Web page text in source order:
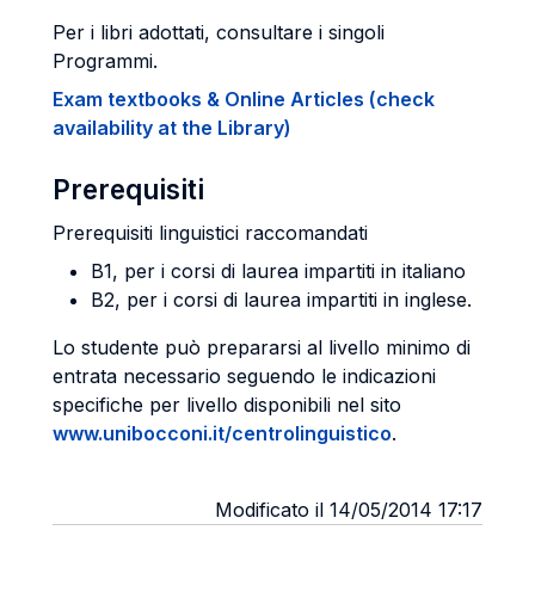
Per i libri adottati, consultare i singoli
Programmi.
Exam textbooks & Online Articles (check
availability at the Library)
Prerequisiti
Prerequisiti linguistici raccomandati
B1, per i corsi di laurea impartiti in italiano
B2, per i corsi di laurea impartiti in inglese.
Lo studente può prepararsi al livello minimo di
entrata necessario seguendo le indicazioni
specifiche per livello disponibili nel sito
www.unibocconi.it/centrolinguistico.
Modificato il 14/05/2014 17:17